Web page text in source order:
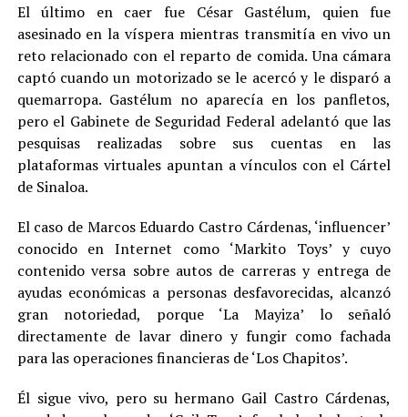
El último en caer fue César Gastélum, quien fue
asesinado en la víspera mientras transmitía en vivo un
reto relacionado con el reparto de comida. Una cámara
captó cuando un motorizado se le acercó y le disparó a
quemarropa. Gastélum no aparecía en los panfletos,
pero el Gabinete de Seguridad Federal adelantó que las
pesquisas realizadas sobre sus cuentas en las
plataformas virtuales apuntan a vínculos con el Cártel
de Sinaloa.
El caso de Marcos Eduardo Castro Cárdenas, ‘influencer’
conocido en Internet como ‘Markito Toys’ y cuyo
contenido versa sobre autos de carreras y entrega de
ayudas económicas a personas desfavorecidas, alcanzó
gran notoriedad, porque ‘La Mayiza’ lo señaló
directamente de lavar dinero y fungir como fachada
para las operaciones financieras de ‘Los Chapitos’.
Él sigue vivo, pero su hermano Gail Castro Cárdenas,